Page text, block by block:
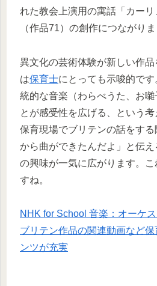
れた教会上演用の寓話「カーリ
（作品71）の創作につながり
異文化の芸術体験が新しい作
は保育士にとっても示唆的で
統的な音楽（わらべうた、お囃
とが感受性を広げる、という考
保育現場でブリテンの話をす
から曲ができたんだよ」と伝
の興味が一気に広がります。
すね。
NHK for School 音楽：オーケ
ブリテン作品の関連動画など
ンツが充実